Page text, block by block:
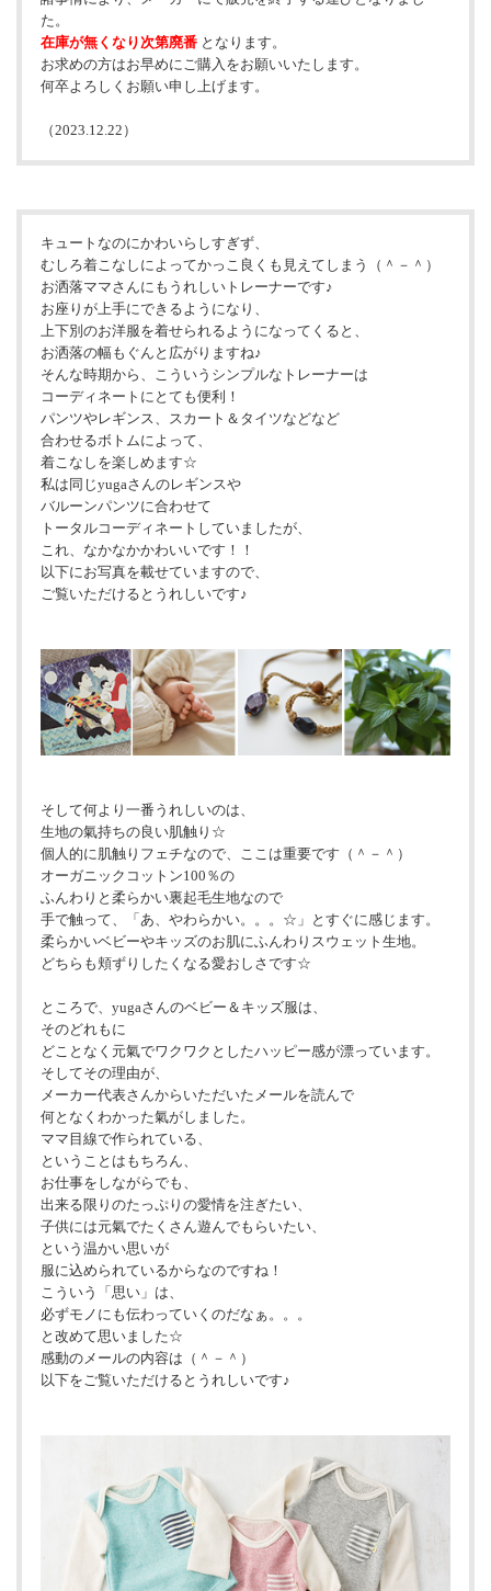
た。
在庫が無くなり次第廃番となります。
お求めの方はお早めにご購入をお願いいたします。
何卒よろしくお願い申し上げます。
（2023.12.22）
キュートなのにかわいらしすぎず、
むしろ着こなしによってかっこ良くも見えてしまう（＾－＾）
お洒落ママさんにもうれしいトレーナーです♪
お座りが上手にできるようになり、
上下別のお洋服を着せられるようになってくると、
お洒落の幅もぐんと広がりますね♪
そんな時期から、こういうシンプルなトレーナーは
コーディネートにとても便利！
パンツやレギンス、スカート＆タイツなどなど
合わせるボトムによって、
着こなしを楽しめます☆
私は同じyugaさんのレギンスや
バルーンパンツに合わせて
トータルコーディネートしていましたが、
これ、なかなかかわいいです！！
以下にお写真を載せていますので、
ご覧いただけるとうれしいです♪
そして何より一番うれしいのは、
生地の氣持ちの良い肌触り☆
個人的に肌触りフェチなので、ここは重要です（＾－＾）
オーガニックコットン100％の
ふんわりと柔らかい裏起毛生地なので
手で触って、「あ、やわらかい。。。☆」とすぐに感じます。
柔らかいベビーやキッズのお肌にふんわりスウェット生地。
どちらも頬ずりしたくなる愛おしさです☆
ところで、yugaさんのベビー＆キッズ服は、
そのどれもに
どことなく元氣でワクワクとしたハッピー感が漂っています。
そしてその理由が、
メーカー代表さんからいただいたメールを読んで
何となくわかった氣がしました。
ママ目線で作られている、
ということはもちろん、
お仕事をしながらでも、
出来る限りのたっぷりの愛情を注ぎたい、
子供には元氣でたくさん遊んでもらいたい、
という温かい思いが
服に込められているからなのですね！
こういう「思い」は、
必ずモノにも伝わっていくのだなぁ。。。
と改めて思いました☆
感動のメールの内容は（＾－＾）
以下をご覧いただけるとうれしいです♪